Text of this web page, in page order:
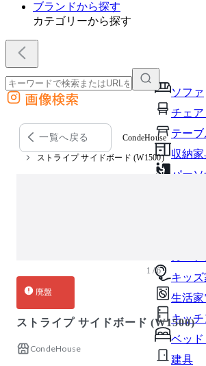
ブランドから探す
カテゴリーから探す
ソファ
チェ
テー
収納
パー
オフ
キッ
生活家
キッ
ベッ
建具
外部サイトの商品をカートに追加
他のサイトで見つけた商品ページのURLを貼り付けて、カートに追
画像検索
一覧へ戻る CondeHouse
ストライプ サイドボード (W1500)
1 / 6
廃盤
ストライプ サイドボード (W1500)
CondeHouse